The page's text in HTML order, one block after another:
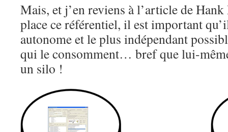
Mais, et j’en reviens à l’article de
place ce référentiel, il est important
autonome et le plus indépendant
qui le consomment… bref que lui-
un silo !